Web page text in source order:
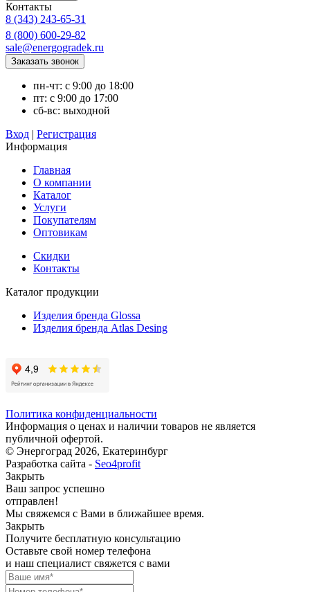
Контакты
8 (343) 243-65-31
8 (800) 600-29-82
sale@energogradek.ru
пн-чт: с 9:00 до 18:00
пт: с 9:00 до 17:00
сб-вс: выходной
Вход | Регистрация
Информация
Главная
О компании
Каталог
Услуги
Покупателям
Оптовикам
Скидки
Контакты
Каталог продукции
Изделия бренда Glossa
Изделия бренда Atlas Desing
Политика конфиденциальности
Информация о ценах и наличии товаров не является
публичной офертой.
© Энергоград 2026, Екатеринбург
Разработка сайта - Seo4profit
Закрыть
Ваш запрос успешно
отправлен!
Мы свяжемся с Вами в ближайшее время.
Закрыть
Получите бесплатную консультацию
Оставьте свой номер телефона
и наш специалист свяжется с вами